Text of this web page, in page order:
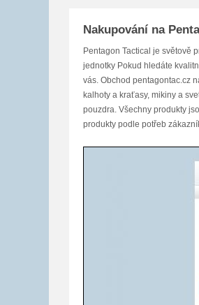
Nakupování na
Pentagon Tactical je světově
jednotky Pokud hledáte
vás. Obchod pentagontac.cz
kalhoty a kraťasy, mikiny a
pouzdra. Všechny produkty
produkty podle potřeb